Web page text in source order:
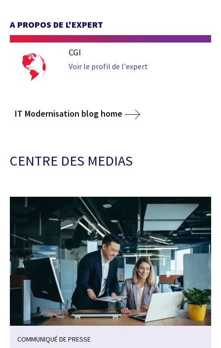
A PROPOS DE L'EXPERT
CGI
Voir le profil de l'expert
IT Modernisation blog home
CENTRE DES MEDIAS
COMMUNIQUÉ DE PRESSE